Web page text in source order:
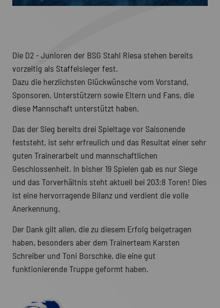
Die D2 - Junioren der BSG Stahl Riesa stehen bereits
vorzeitig als Staffelsieger fest.
Dazu die herzlichsten Glückwünsche vom Vorstand,
Sponsoren, Unterstützern sowie Eltern und Fans, die
diese Mannschaft unterstützt haben.
Das der Sieg bereits drei Spieltage vor Saisonende
feststeht, ist sehr erfreulich und das Resultat einer sehr
guten Trainerarbeit und mannschaftlichen
Geschlossenheit. In bisher 19 Spielen gab es nur Siege
und das Torverhältnis steht aktuell bei 203:8 Toren! Dies
ist eine hervorragende Bilanz und verdient die volle
Anerkennung.
Der Dank gilt allen, die zu diesem Erfolg beigetragen
haben, besonders aber dem Trainerteam Karsten
Schreiber und Toni Borschke, die eine gut
funktionierende Truppe geformt haben.